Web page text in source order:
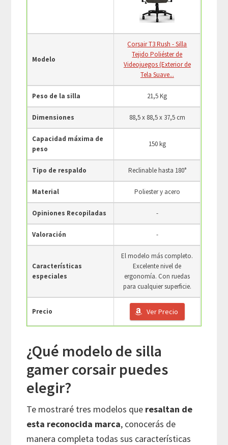
Modelo
Corsair T3 Rush - Silla
Tejido Poliéster de
Videojuegos (Exterior de
Tela Suave...
Peso de la silla 21,5 Kg
Dimensiones 88,5 x 88,5 x 37,5 cm
Capacidad máxima de
peso
150 kg
Tipo de respaldo Reclinable hasta 180°
Material Poliester y acero
Opiniones Recopiladas -
Valoración -
Características
especiales
El modelo más completo.
Excelente nivel de
ergonomía. Con ruedas
para cualquier superficie.
Precio Ver Precio
¿Qué modelo de silla
gamer corsair puedes
elegir?
Te mostraré tres modelos que resaltan de
esta reconocida marca, conocerás de
manera completa todas sus características